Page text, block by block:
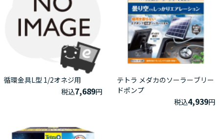
循環金具L型 1/2オネジ用
税込7,689円
テトラ メダカのソーラーブリー
ドポンプ
税込4,939円